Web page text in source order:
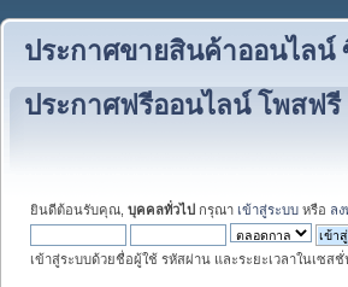
ประกาศขายสินค้าออนไลน์
ประกาศฟรีออนไลน์ โพสฟรี
ยินดีต้อนรับคุณ, บุคคลทั่วไป กรุณา เข้าสู่ระบบ หรือ ล
เข้าสู่ระบบด้วยชื่อผู้ใช้ รหัสผ่าน และระยะเวลาในเซส